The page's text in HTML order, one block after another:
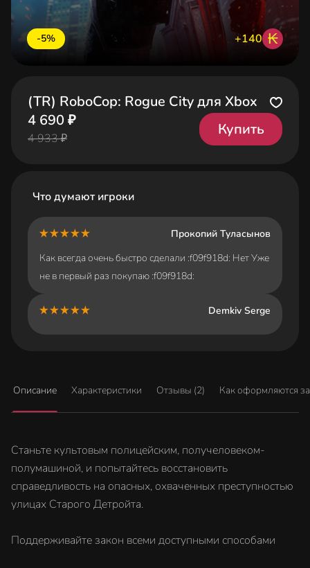
-5% +140 ₭
(TR) RoboCop: Rogue City для Xbox
4 690 ₽
4 933 ₽
Купить
Что думают игроки
Прокопий Туласынов
Как всегда очень быстро сделали :f09f918d: Нет Уже
не в первый раз покупаю :f09f918d:
Demkiv Serge
Описание Характеристики Отзывы (2) Как оформляются
Станьте культовым полицейским, получеловеком-
полумашиной, и попытайтесь восстановить
справедливость на опасных, охваченных преступностью
улицах Старого Детройта.
Поддерживайте закон всеми доступными способами